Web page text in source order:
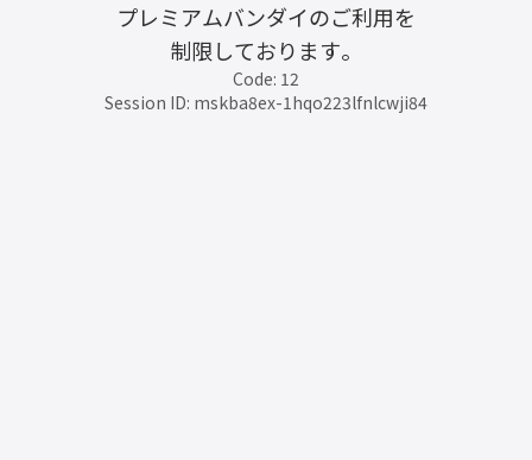
プレミアムバンダイのご利用を
制限しております。
Code: 12
Session ID: mskba8ex-1hqo223lfnlcwji84